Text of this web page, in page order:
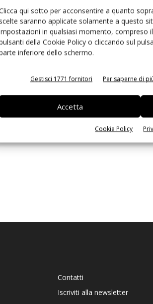
qui sotto per acconsentire a quanto
scelte saranno applicate solamente a questo
in qualsiasi momento, compreso
della Cookie Policy o cliccando sul
inferiore dello schermo.
Gestisci 1771 fornitori Per saperne di
Accetta
Cookie Policy
Contatti
Iscriviti alla newsletter